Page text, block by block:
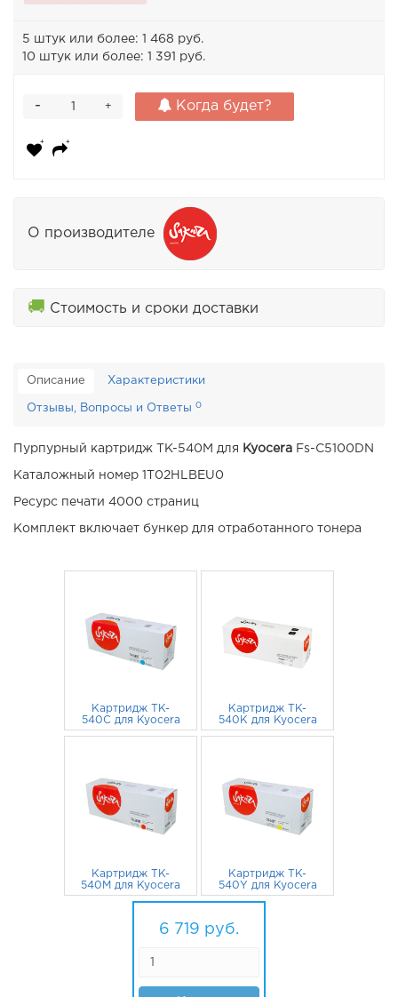
5 штук или более: 1 468 руб.
10 штук или более: 1 391 руб.
+
- Когда будет?
О производителе
🚚 Стоимость и сроки доставки
Описание Характеристики
Отзывы, Вопросы и Ответы 0
Пурпурный картридж TK-540M для Kyocera Fs-C5100DN
Каталожный номер 1T02HLBEU0
Ресурс печати 4000 страниц
Комплект включает бункер для отработанного тонера
Картридж TK-
540C для Kyocera
Fs-C5100DN
Картридж TK-
540K для Kyocera
Fs-C5100DN
Картридж TK-
540M для Kyocera
Fs-C5100DN
Картридж TK-
540Y для Kyocera
Fs-C5100DN
6 719 руб.